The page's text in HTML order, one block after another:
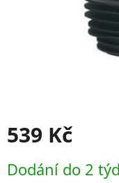
539 Kč
cena:
Dodání do 2